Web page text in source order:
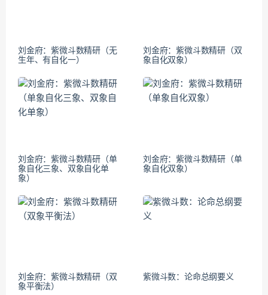
刘金府：紫微斗数精研（无
生年、有自化一）
刘金府：紫微斗数精研（双
象自化双象）
刘金府：紫微斗数精研（单
象自化三象、双象自化单
象）
刘金府：紫微斗数精研（单
象自化双象）
刘金府：紫微斗数精研（双
象平衡法）
紫微斗数：论命总纲要义